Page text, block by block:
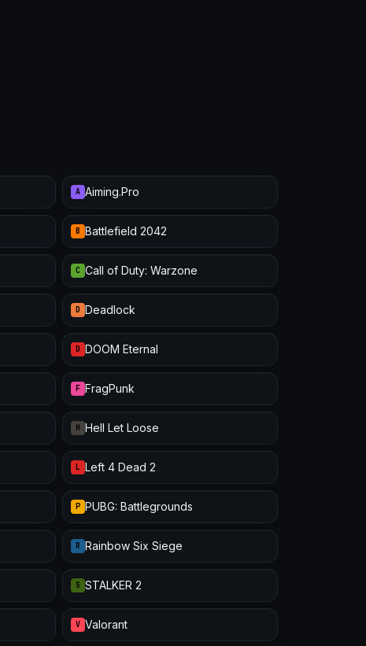
A Aiming.Pro
B Battlefield 2042
C Call of Duty: Warzone
D Deadlock
D DOOM Eternal
F FragPunk
H Hell Let Loose
L Left 4 Dead 2
P PUBG: Battlegrounds
R Rainbow Six Siege
S STALKER 2
V Valorant